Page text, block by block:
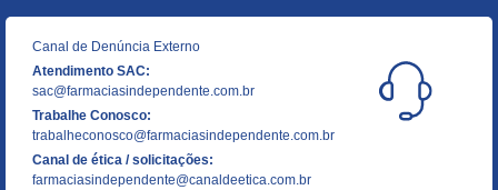
Canal de Denúncia Externo
Atendimento SAC:
sac@farmaciasindependente.com.br
Trabalhe Conosco:
trabalheconosco@farmaciasindependente.com.br
Canal de ética / solicitações:
farmaciasindependente@canaldeetica.com.br